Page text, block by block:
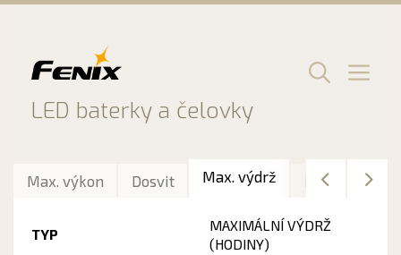
LED baterky a čelovky
Menu
Max. výkon Dosvit Max. výdrž Délka
TYP
MAXIMÁLNÍ VÝDRŽ
(HODINY)